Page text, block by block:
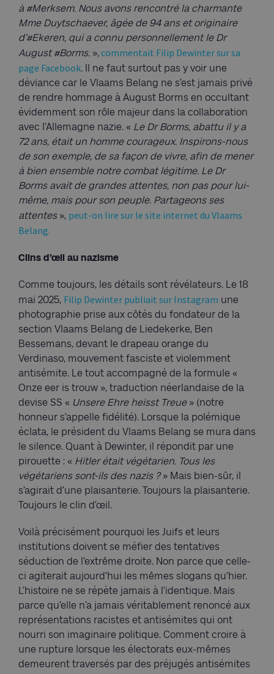
à #Merksem. Nous avons rencontré la charmante
Mme Duytschaever, âgée de 94 ans et originaire
d’#Ekeren, qui a connu personnellement le Dr
August #Borms. »,commentait Filip Dewinter sur sa
page Facebook. Il ne faut surtout pas y voir une
déviance car le Vlaams Belang ne s’est jamais privé
de rendre hommage à August Borms en occultant
évidemment son rôle majeur dans la collaboration
avec l’Allemagne nazie. « Le Dr Borms, abattu il y a
72 ans, était un homme courageux. Inspirons-nous
de son exemple, de sa façon de vivre, afin de mener
à bien ensemble notre combat légitime. Le Dr
Borms avait de grandes attentes, non pas pour lui-
même, mais pour son peuple. Partageons ses
attentes», peut-on lire sur le site internet du Vlaams
Belang.
Clins d’œil au nazisme
Comme toujours, les détails sont révélateurs. Le 18
mai 2025, Filip Dewinter publiait sur Instagram une
photographie prise aux côtés du fondateur de la
section Vlaams Belang de Liedekerke, Ben
Bessemans, devant le drapeau orange du
Verdinaso, mouvement fasciste et violemment
antisémite. Le tout accompagné de la formule «
Onze eer is trouw », traduction néerlandaise de la
devise SS « Unsere Ehre heisst Treue» (notre
honneur s’appelle fidélité). Lorsque la polémique
éclata, le président du Vlaams Belang se mura dans
le silence. Quant à Dewinter, il répondit par une
pirouette : « Hitler était végétarien. Tous les
végétariens sont-ils des nazis ?» Mais bien-sûr, il
s’agirait d’une plaisanterie. Toujours la plaisanterie.
Toujours le clin d’œil.
Voilà précisément pourquoi les Juifs et leurs
institutions doivent se méfier des tentatives
séduction de l’extrême droite. Non parce que celle-
ci agiterait aujourd’hui les mêmes slogans qu’hier.
L’histoire ne se répète jamais à l’identique. Mais
parce qu’elle n’a jamais véritablement renoncé aux
représentations racistes et antisémites qui ont
nourri son imaginaire politique. Comment croire à
une rupture lorsque les électorats eux-mêmes
demeurent traversés par des préjugés antisémites